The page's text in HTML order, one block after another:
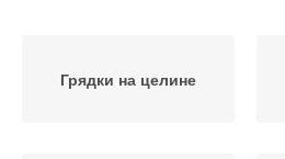
Грядки на целине